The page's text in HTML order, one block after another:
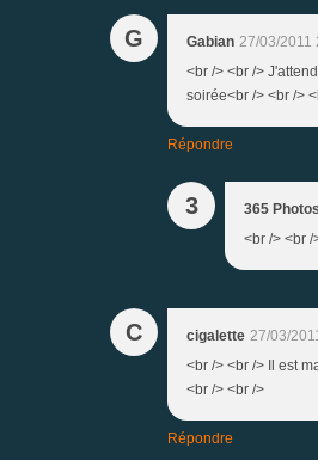
G Gabian 27/03/2011
<br /> <br />
soirée<br /> <br />
Répondre
3 365 Photos
<br /> <br /
C cigalette 27/03/
<br /> <br /> Il est
<br /> <br />
Répondre